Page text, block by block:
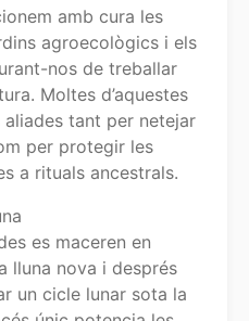
amb cura les
agroecològics i els
nos de treballar
Moltes d’aquestes
tant per netejar
per protegir les
a rituals ancestrals.
es maceren en
lluna nova i després
un cicle lunar sota la